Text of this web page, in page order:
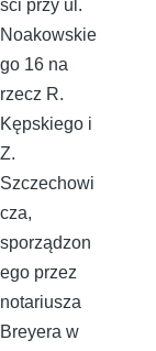
ści przy ul.
Noakowskie
go 16 na
rzecz R.
Kępskiego i
Z.
Szczechowi
cza,
sporządzon
ego przez
notariusza
Breyera w